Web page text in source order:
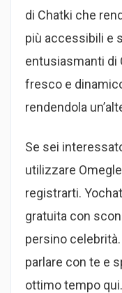
di Chatki che
più accessibili e
entusiasmanti di
fresco e
rendendola
Se sei
utilizzare
registrarti.
gratuita con
persino
parlare con te e
ottimo tempo